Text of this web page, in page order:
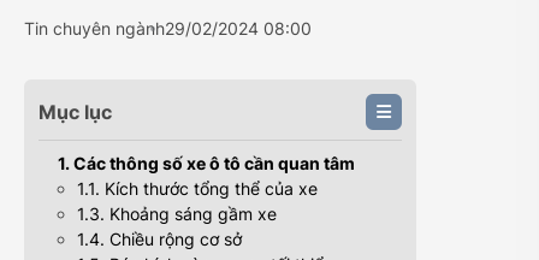
Tin chuyên ngành29/02/2024 08:00
Mục lục
1. Các thông số xe ô tô cần quan tâm
1.1. Kích thước tổng thể của xe
1.3. Khoảng sáng gầm xe
1.4. Chiều rộng cơ sở